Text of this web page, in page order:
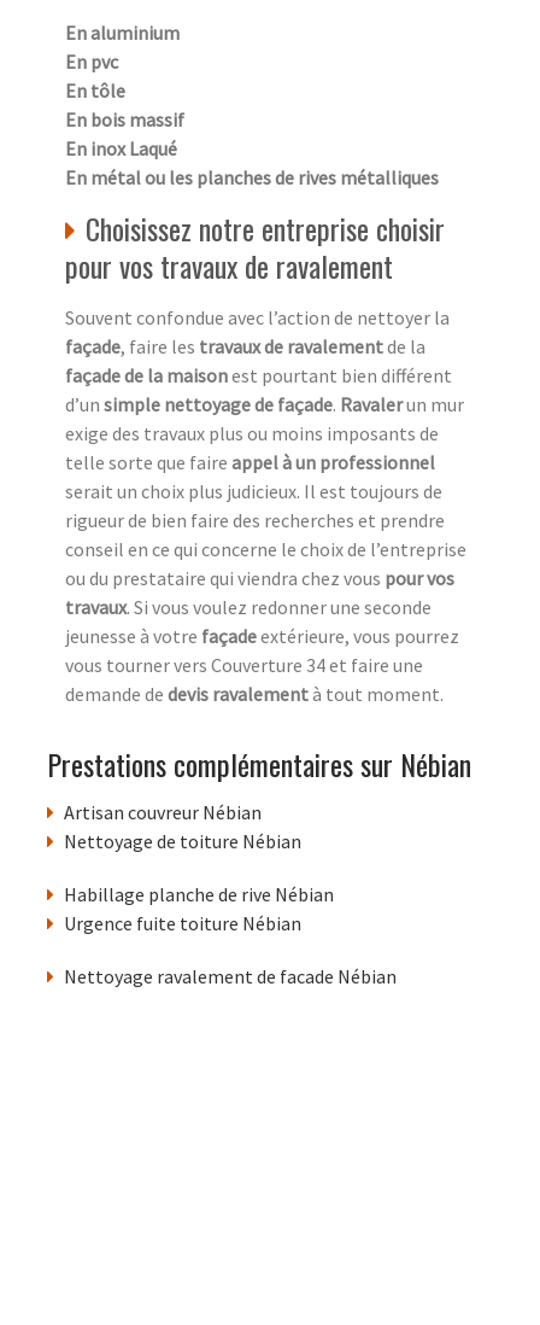
En aluminium
En pvc
En tôle
En bois massif
En inox Laqué
En métal ou les planches de rives métalliques
Choisissez notre entreprise choisir
pour vos travaux de ravalement
Souvent confondue avec l’action de nettoyer la
façade, faire les travaux de ravalementde la
façade de la maisonest pourtant bien différent
d’un simple nettoyage de façade. Ravalerun mur
exige des travaux plus ou moins imposants de
telle sorte que faire appel à un professionnel
serait un choix plus judicieux. Il est toujours de
rigueur de bien faire des recherches et prendre
conseil en ce qui concerne le choix de l’entreprise
ou du prestataire qui viendra chez vous pour vos
travaux. Si vous voulez redonner une seconde
jeunesse à votre façadeextérieure, vous pourrez
vous tourner vers Couverture 34 et faire une
demande de devis ravalementà tout moment.
Prestations complémentaires sur Nébian
Artisan couvreur Nébian
Nettoyage de toiture Nébian
Habillage planche de rive Nébian
Urgence fuite toiture Nébian
Nettoyage ravalement de facade Nébian